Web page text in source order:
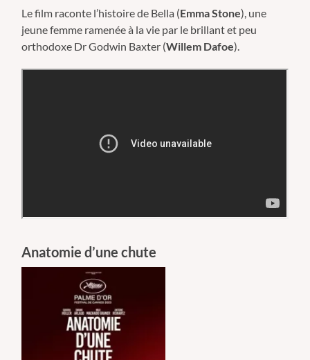
Le film raconte l’histoire de Bella (Emma Stone), une
jeune femme ramenée à la vie par le brillant et peu
orthodoxe Dr Godwin Baxter (Willem Dafoe).
Anatomie d’une chute